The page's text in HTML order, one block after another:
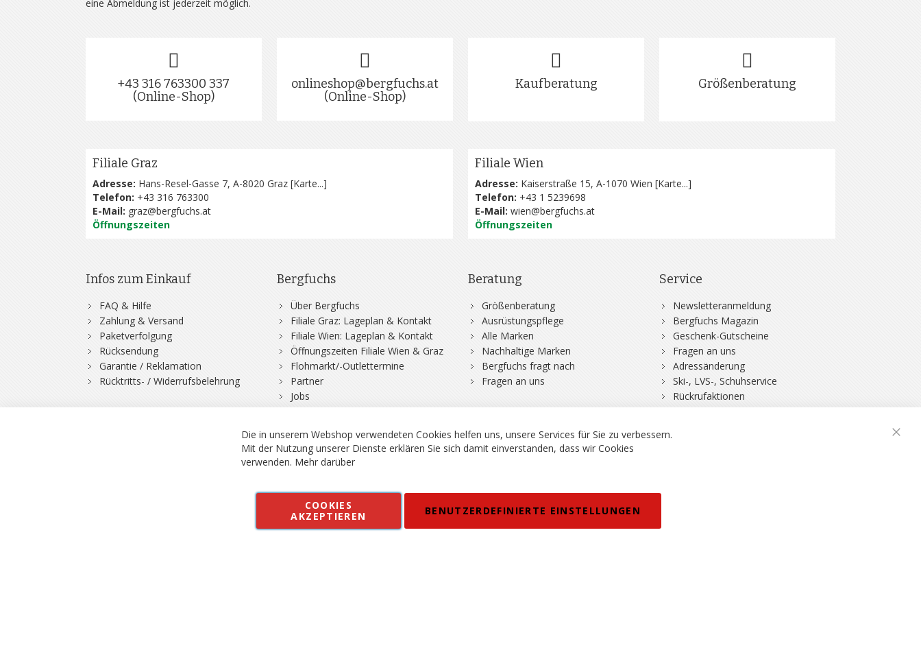
eine Abmeldung ist jederzeit möglich.
+43 316 763300 337
(Online-Shop)
onlineshop@bergfuchs.at
(Online-Shop)
Kaufberatung Größenberatung
Filiale Graz
Adresse: Hans-Resel-Gasse 7, A-8020 Graz [Karte...]
Telefon: +43 316 763300
E-Mail: graz@bergfuchs.at
Öffnungszeiten
Filiale Wien
Adresse: Kaiserstraße 15, A-1070 Wien [Karte...]
Telefon: +43 1 5239698
E-Mail: wien@bergfuchs.at
Öffnungszeiten
Infos zum Einkauf
FAQ & Hilfe
Zahlung & Versand
Paketverfolgung
Rücksendung
Garantie / Reklamation
Rücktritts- / Widerrufsbelehrung
Bergfuchs
Über Bergfuchs
Filiale Graz: Lageplan & Kontakt
Filiale Wien: Lageplan & Kontakt
Öffnungszeiten Filiale Wien & Graz
Flohmarkt/-Outlettermine
Partner
Jobs
Beratung
Größenberatung
Ausrüstungspflege
Alle Marken
Nachhaltige Marken
Bergfuchs fragt nach
Fragen an uns
Service
Newsletteranmeldung
Bergfuchs Magazin
Geschenk-Gutscheine
Fragen an uns
Adressänderung
Ski-, LVS-, Schuhservice
Rückrufaktionen
DSV-Skiversicherung
Vertrag widerrufen Kontakt AGB Datenschutz
Barrierefreiheitserklärung
Alle Preise inkl. MWSt. in EUR, Angebot solange Vorrat reicht. Fehler, Irrtümer und Preisänderungen vorbehalten.
Die in unserem Webshop verwendeten Cookies helfen uns, unsere Services für Sie zu verbessern.
Mit der Nutzung unserer Dienste erklären Sie sich damit einverstanden, dass wir Cookies
verwenden. Mehr darüber
COOKIES
AKZEPTIEREN
BENUTZERDEFINIERTE EINSTELLUNGEN